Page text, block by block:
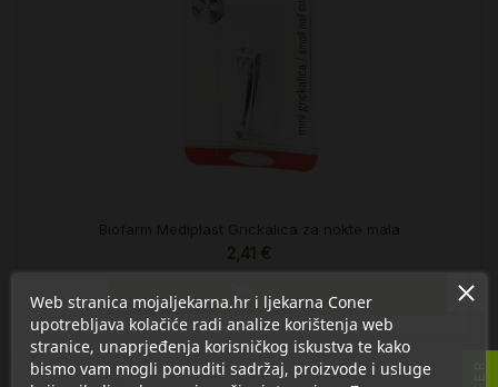
2,41 €
 U košaricu
Web stranica mojaljekarna.hr i ljekarna Coner
upotrebljava kolačiće radi analize korištenja web
stranice, unaprjeđenja korisničkog iskustva te kako
bismo vam mogli ponuditi sadržaj, proizvode i usluge